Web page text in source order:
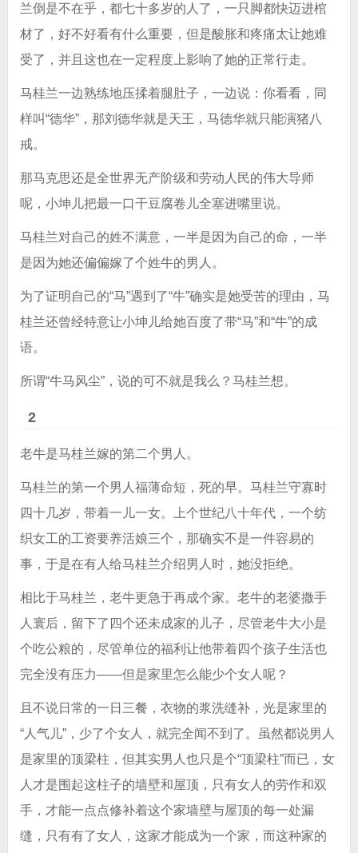
兰倒是不在乎，都七十多岁的人了，一只脚都快迈进棺
材了，好不好看有什么重要，但是酸胀和疼痛太让她难
受了，并且这也在一定程度上影响了她的正常行走。
马桂兰一边熟练地压揉着腿肚子，一边说：你看看，同
样叫“德华”，那刘德华就是天王，马德华就只能演猪八
戒。
那马克思还是全世界无产阶级和劳动人民的伟大导师
呢，小坤儿把最一口干豆腐卷儿全塞进嘴里说。
马桂兰对自己的姓不满意，一半是因为自己的命，一半
是因为她还偏偏嫁了个姓牛的男人。
为了证明自己的“马”遇到了“牛”确实是她受苦的理由，马
桂兰还曾经特意让小坤儿给她百度了带“马”和“牛”的成
语。
所谓“牛马风尘”，说的可不就是我么？马桂兰想。
2
老牛是马桂兰嫁的第二个男人。
马桂兰的第一个男人福薄命短，死的早。马桂兰守寡时
四十几岁，带着一儿一女。上个世纪八十年代，一个纺
织女工的工资要养活娘三个，那确实不是一件容易的
事，于是在有人给马桂兰介绍男人时，她没拒绝。
相比于马桂兰，老牛更急于再成个家。老牛的老婆撒手
人寰后，留下了四个还未成家的儿子，尽管老牛大小是
个吃公粮的，尽管单位的福利让他带着四个孩子生活也
完全没有压力——但是家里怎么能少个女人呢？
且不说日常的一日三餐，衣物的浆洗缝补，光是家里的
“人气儿”，少了个女人，就完全闻不到了。虽然都说男人
是家里的顶梁柱，但其实男人也只是个“顶梁柱”而已，女
人才是围起这柱子的墙壁和屋顶，只有女人的劳作和双
手，才能一点点修补着这个家墙壁与屋顶的每一处漏
缝，只有有了女人，这家才能成为一个家，而这种家的